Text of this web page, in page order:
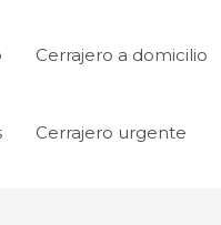
Cerrajero a domicilio
Cerrajero urgente